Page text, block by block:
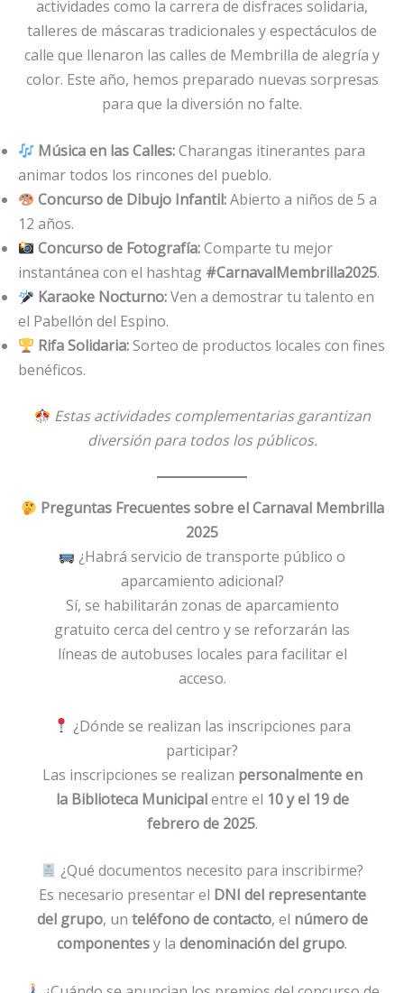
actividades como la carrera de disfraces solidaria,
talleres de máscaras tradicionales y espectáculos de
calle que llenaron las calles de Membrilla de alegría y
color. Este año, hemos preparado nuevas sorpresas
para que la diversión no falte.
Música en las Calles:Charangas itinerantes para
animar todos los rincones del pueblo.
Concurso de Dibujo Infantil:Abierto a niños de 5 a
12 años.
Concurso de Fotografía:Comparte tu mejor
instantánea con el hashtag #CarnavalMembrilla2025.
Karaoke Nocturno:Ven a demostrar tu talento en
el Pabellón del Espino.
Rifa Solidaria:Sorteo de productos locales con fines
benéficos.
Estas actividades complementarias garantizan
diversión para todos los públicos.
Preguntas Frecuentes sobre el Carnaval Membrilla
2025
¿Habrá servicio de transporte público o
aparcamiento adicional?
Sí, se habilitarán zonas de aparcamiento
gratuito cerca del centro y se reforzarán las
líneas de autobuses locales para facilitar el
acceso.
¿Dónde se realizan las inscripciones para
participar?
Las inscripciones se realizan personalmente en
la Biblioteca Municipalentre el 10 y el 19 de
febrero de 2025.
¿Qué documentos necesito para inscribirme?
Es necesario presentar el DNI del representante
del grupo, un teléfono de contacto, el número de
componentesy la denominación del grupo.